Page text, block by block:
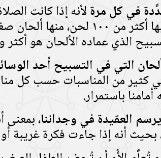
في كل مرةلأنه إذا كانت
للأذن فالتسبيح عماده الألحان،
الذي عماده الألحان هو
التي في التسبيح أحد
في كثير من المناسبات حسب كل
باستمرار.
العقيدة في وجداننا،
بحيث أنه إذا جاءت فكرة غريبة